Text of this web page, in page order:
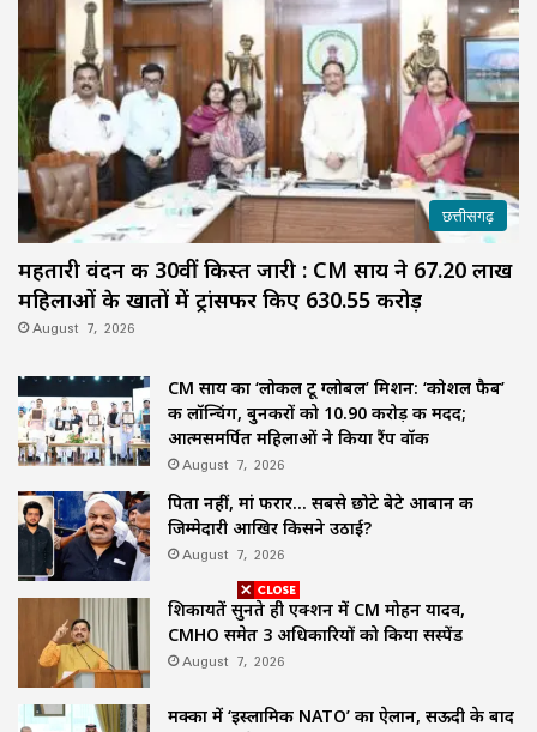
छत्तीसगढ़
महतारी वंदन की 30वीं किस्त जारी : CM साय ने 67.20 लाख
महिलाओं के खातों में ट्रांसफर किए ₹630.55 करोड़
August 7, 2026
CM साय का ‘लोकल टू ग्लोबल’ मिशन: ‘कोशल फैब’
की लॉन्चिंग, बुनकरों को 10.90 करोड़ की मदद;
आत्मसमर्पित महिलाओं ने किया रैंप वॉक
August 7, 2026
पिता नहीं, मां फरार… सबसे छोटे बेटे आबान की
जिम्मेदारी आखिर किसने उठाई?
August 7, 2026
शिकायतें सुनते ही एक्शन में CM मोहन यादव,
CMHO समेत 3 अधिकारियों को किया सस्पेंड
August 7, 2026
मक्का में ‘इस्लामिक NATO’ का ऐलान, सऊदी के बाद